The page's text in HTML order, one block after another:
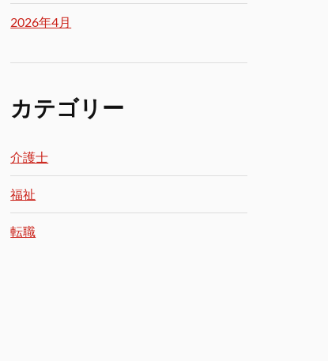
2026年4月
カテゴリー
介護士
福祉
転職